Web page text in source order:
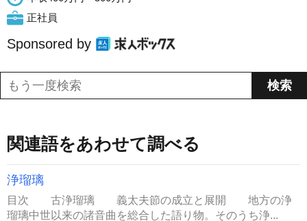
正社員
Sponsored by
関連語をあわせて調べる
浄瑠璃
目次 古浄瑠璃 義太夫節の成立と展開 地方の浄
瑠璃中世以来の諸音曲を総合した語り物。そのうち浄...